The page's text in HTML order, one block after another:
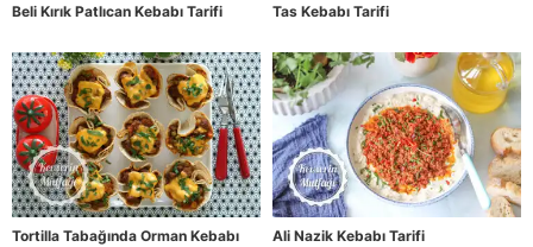
Beli Kırık Patlıcan Kebabı Tarifi Tas Kebabı Tarifi
Tortilla Tabağında Orman Kebabı
Ali Nazik Kebabı Tarifi